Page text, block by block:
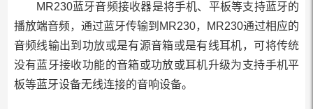
MR230蓝牙音频接收器是将手机、平板等支持蓝牙的
播放端音频，通过蓝牙传输到MR230，MR230通过相应的
音频线输出到功放或是有源音箱或是有线耳机，可将传统
没有蓝牙接收功能的音箱或功放或耳机升级为支持手机平
板等蓝牙设备无线连接的音响设备。